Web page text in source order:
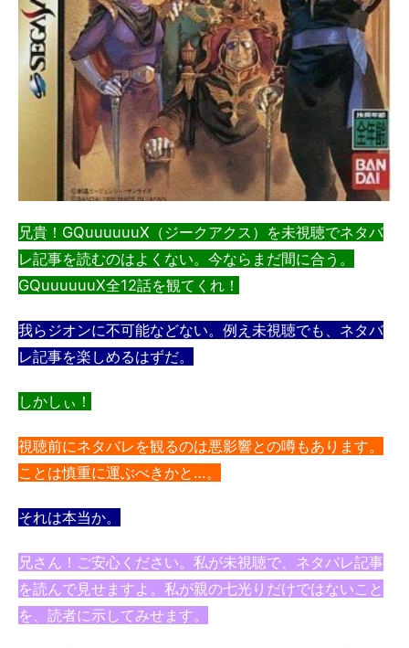
兄貴！GQuuuuuuX（ジークアクス）を未視聴でネタバ
レ記事を読むのはよくない。今ならまだ間に合う。
GQuuuuuuX全12話を観てくれ！
我らジオンに不可能などない。例え未視聴でも、ネタバ
レ記事を楽しめるはずだ。
しかしぃ！
視聴前にネタバレを観るのは悪影響との噂もあります。
ことは慎重に運ぶべきかと…。
それは本当か。
兄さん！ご安心ください。私が未視聴で、ネタバレ記事
を読んで見せますよ。私が親の七光りだけではないこと
を、読者に示してみせます。